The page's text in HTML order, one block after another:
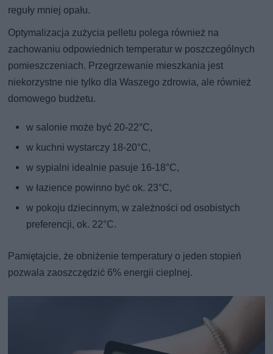
reguły mniej opału.
Optymalizacja zużycia pelletu polega również na
zachowaniu odpowiednich temperatur w poszczególnych
pomieszczeniach. Przegrzewanie mieszkania jest
niekorzystne nie tylko dla Waszego zdrowia, ale również
domowego budżetu.
w salonie może być 20-22°C,
w kuchni wystarczy 18-20°C,
w sypialni idealnie pasuje 16-18°C,
w łazience powinno być ok. 23°C,
w pokoju dziecinnym, w zależności od osobistych
preferencji, ok. 22°C.
Pamiętajcie, że obniżenie temperatury o jeden stopień
pozwala zaoszczędzić 6% energii cieplnej.